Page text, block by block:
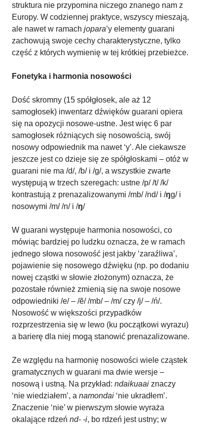
struktura nie przypomina niczego znanego nam z
Europy. W codziennej praktyce, wszyscy mieszają,
ale nawet w ramach jopara’y elementy guarani
zachowują swoje cechy charakterystyczne, tylko
część z których wymienię w tej krótkiej przebieżce.
Fonetyka i harmonia nosowości
Dość skromny (15 spółgłosek, ale aż 12
samogłosek) inwentarz dźwięków guarani opiera
się na opozycji nosowe-ustne. Jest więc 6 par
samogłosek różniących się nosowością, swój
nosowy odpowiednik ma nawet ‘y’. Ale ciekawsze
jeszcze jest co dzieje się ze spółgłoskami – otóż w
guarani nie ma /d/, /b/ i /g/, a wszystkie zwarte
występują w trzech szeregach: ustne /p/ /t/ /k/
kontrastują z prenazalizowanymi /mb/ /nd/ i /ŋg/ i
nosowymi /m/ /n/ i /ŋ/
W guarani występuje harmonia nosowości, co
mówiąc bardziej po ludzku oznacza, że w ramach
jednego słowa nosowość jest jakby ‘zaraźliwa’,
pojawienie się nosowego dźwięku (np. po dodaniu
nowej cząstki w słowie złożonym) oznacza, że
pozostałe również zmienią się na swoje nosowe
odpowiedniki /e/ – /ẽ/ /mb/ – /m/ czy /j/ – /ń/.
Nosowość w większości przypadków
rozprzestrzenia się w lewo (ku początkowi wyrazu)
a barierę dla niej mogą stanowić prenazalizowane.
Ze względu na harmonię nosowości wiele cząstek
gramatycznych w guarani ma dwie wersje –
nosową i ustną. Na przykład: ndaikuaai znaczy
‘nie wiedziałem’, a namondai ‘nie ukradłem’.
Znaczenie ‘nie’ w pierwszym słowie wyraża
okalające rdzeń nd- -i, bo rdzeń jest ustny; w